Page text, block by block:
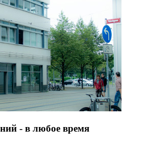
- в любое время